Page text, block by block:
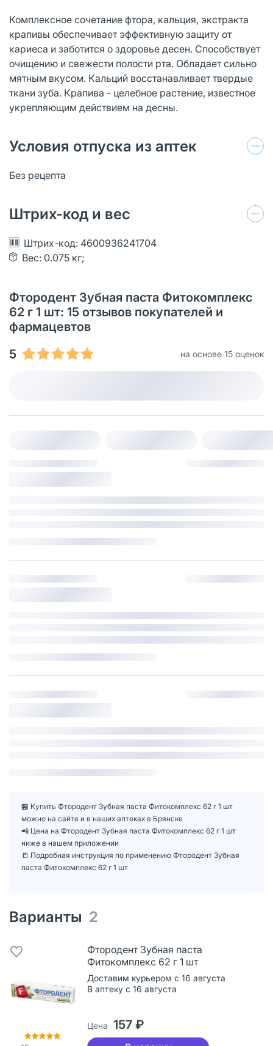
Комплексное сочетание фтора, кальция, экстракта
крапивы обеспечивает эффективную защиту от
кариеса и заботится о здоровье десен. Способствует
очищению и свежести полости рта. Обладает сильно
мятным вкусом. Кальций восстанавливает твердые
ткани зуба. Крапива - целебное растение, известное
укрепляющим действием на десны.
Условия отпуска из аптек
Без рецепта
Штрих-код и вес
Штрих-код: 4600936241704
Вес: 0.075 кг;
Фтородент Зубная паста Фитокомплекс
62 г 1 шт: 15 отзывов покупателей и
фармацевтов
5
на основе 15 оценок
🏪 Купить Фтородент Зубная паста Фитокомплекс 62 г 1 шт
можно на сайте и в наших аптеках в Брянске
📲 Цена на Фтородент Зубная паста Фитокомплекс 62 г 1 шт
ниже в нашем приложении
📒 Подробная инструкция по применению Фтородент Зубная
паста Фитокомплекс 62 г 1 шт
Варианты 2
Фтородент Зубная паста
Фитокомплекс 62 г 1 шт
Доставим курьером с 16 августа
В аптеку с 16 августа
Цена 157 ₽